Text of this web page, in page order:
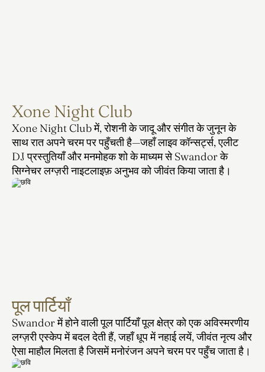
Xone Night Club
Xone Night Club में, रोशनी के जादू और संगीत के जुनून के
साथ रात अपने चरम पर पहुँचती है—जहाँ लाइव कॉन्सर्ट्स, एलीट
DJ प्रस्तुतियाँ और मनमोहक शो के माध्यम से Swandor के
सिग्नेचर लग्ज़री नाइटलाइफ़ अनुभव को जीवंत किया जाता है।
पूल पार्टियाँ
Swandor में होने वाली पूल पार्टियाँ पूल क्षेत्र को एक अविस्मरणीय
लग्ज़री एस्केप में बदल देती हैं, जहाँ धूप में नहाई लयें, जीवंत नृत्य और
ऐसा माहौल मिलता है जिसमें मनोरंजन अपने चरम पर पहुँच जाता है।